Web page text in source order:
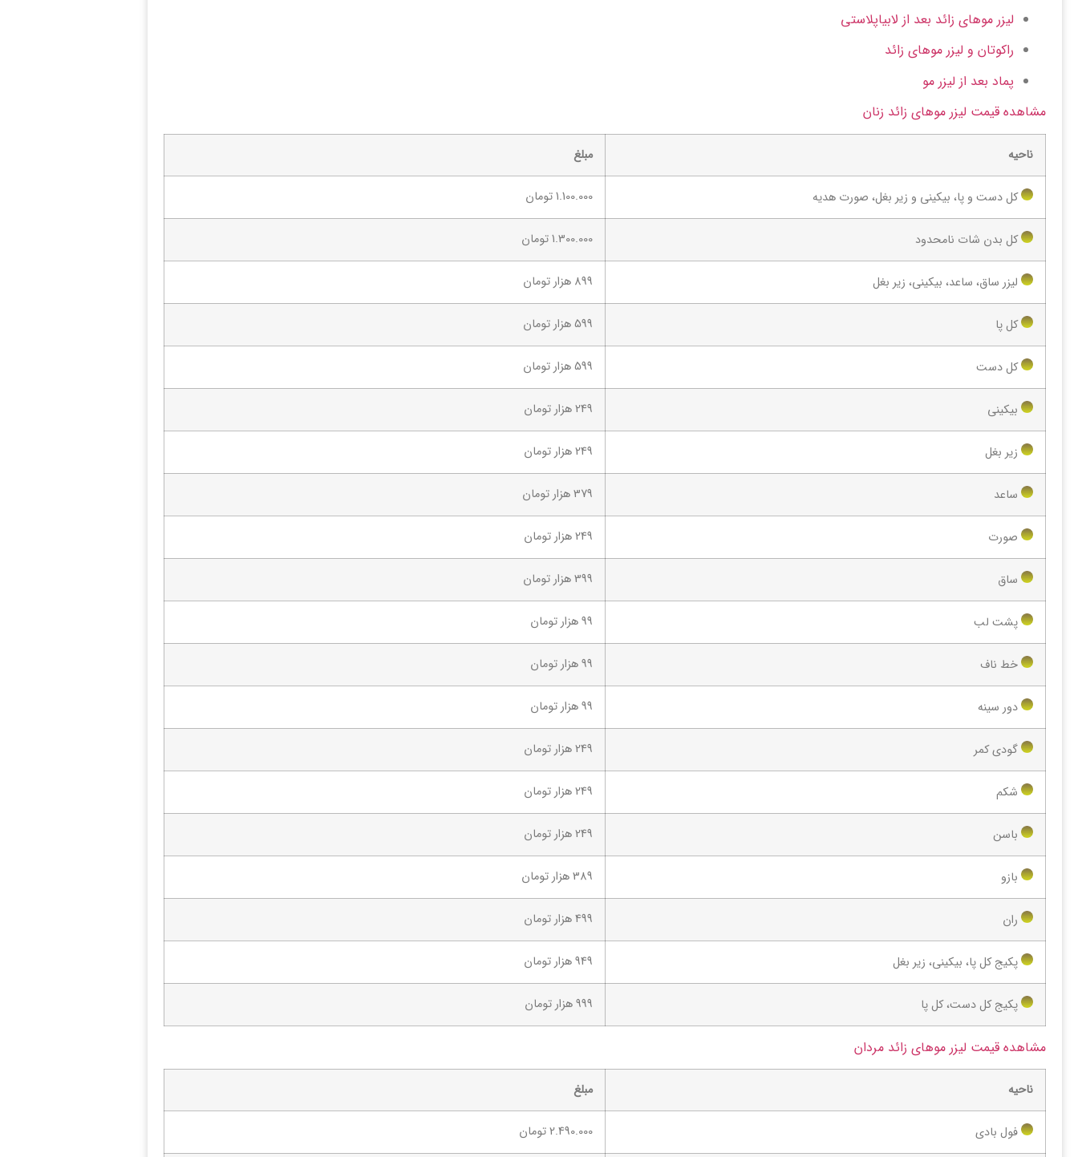
لیزر موهای زائد بعد از لابیاپلاستی
راکوتان و لیزر موهای زائد
پماد بعد از لیزر مو
مشاهده قیمت لیزر موهای زائد زنان
ناحیه مبلغ
کل دست و پا، بیکینی و زیر بغل، صورت هدیه 1.100.000 تومان
کل بدن شات نامحدود 1.300.000 تومان
لیزر ساق، ساعد، بیکینی، زیر بغل 899 هزار تومان
کل پا 599 هزار تومان
کل دست 599 هزار تومان
بیکینی 249 هزار تومان
زیر بغل 249 هزار تومان
ساعد 379 هزار تومان
صورت 249 هزار تومان
ساق 399 هزار تومان
پشت لب 99 هزار تومان
خط ناف 99 هزار تومان
دور سینه 99 هزار تومان
گودی کمر 249 هزار تومان
شکم 249 هزار تومان
باسن 249 هزار تومان
بازو 389 هزار تومان
ران 499 هزار تومان
پکیج کل پا، بیکینی، زیر بغل 949 هزار تومان
پکیج کل دست، کل پا 999 هزار تومان
مشاهده قیمت لیزر موهای زائد مردان
ناحیه مبلغ
فول بادی 2.490.000 تومان